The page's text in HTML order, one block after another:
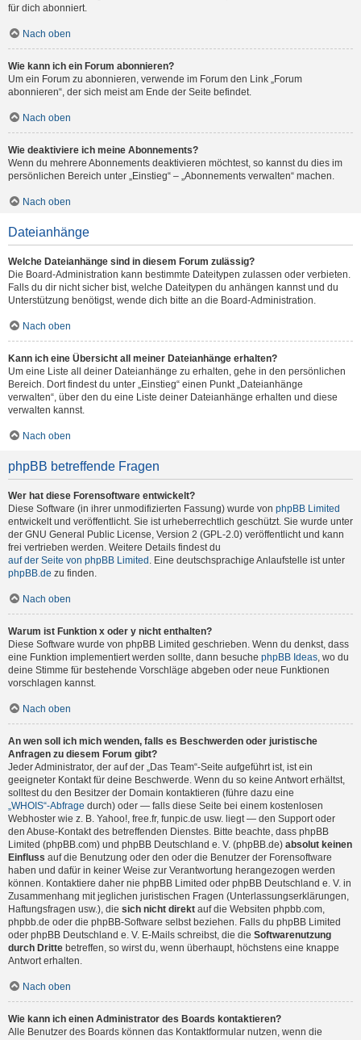
für dich abonniert.
Nach oben
Wie kann ich ein Forum abonnieren?
Um ein Forum zu abonnieren, verwende im Forum den Link „Forum
abonnieren“, der sich meist am Ende der Seite befindet.
Nach oben
Wie deaktiviere ich meine Abonnements?
Wenn du mehrere Abonnements deaktivieren möchtest, so kannst du dies im
persönlichen Bereich unter „Einstieg“ – „Abonnements verwalten“ machen.
Nach oben
Dateianhänge
Welche Dateianhänge sind in diesem Forum zulässig?
Die Board-Administration kann bestimmte Dateitypen zulassen oder verbieten.
Falls du dir nicht sicher bist, welche Dateitypen du anhängen kannst und du
Unterstützung benötigst, wende dich bitte an die Board-Administration.
Nach oben
Kann ich eine Übersicht all meiner Dateianhänge erhalten?
Um eine Liste all deiner Dateianhänge zu erhalten, gehe in den persönlichen
Bereich. Dort findest du unter „Einstieg“ einen Punkt „Dateianhänge
verwalten“, über den du eine Liste deiner Dateianhänge erhalten und diese
verwalten kannst.
Nach oben
phpBB betreffende Fragen
Wer hat diese Forensoftware entwickelt?
Diese Software (in ihrer unmodifizierten Fassung) wurde von phpBB Limited
entwickelt und veröffentlicht. Sie ist urheberrechtlich geschützt. Sie wurde unter
der GNU General Public License, Version 2 (GPL-2.0) veröffentlicht und kann
frei vertrieben werden. Weitere Details findest du
auf der Seite von phpBB Limited . Eine deutschsprachige Anlaufstelle ist unter
phpBB.de zu finden.
Nach oben
Warum ist Funktion x oder y nicht enthalten?
Diese Software wurde von phpBB Limited geschrieben. Wenn du denkst, dass
eine Funktion implementiert werden sollte, dann besuche phpBB Ideas, wo du
deine Stimme für bestehende Vorschläge abgeben oder neue Funktionen
vorschlagen kannst.
Nach oben
An wen soll ich mich wenden, falls es Beschwerden oder juristische
Anfragen zu diesem Forum gibt?
Jeder Administrator, der auf der „Das Team“-Seite aufgeführt ist, ist ein
geeigneter Kontakt für deine Beschwerde. Wenn du so keine Antwort erhältst,
solltest du den Besitzer der Domain kontaktieren (führe dazu eine
„WHOIS“-Abfrage durch) oder — falls diese Seite bei einem kostenlosen
Webhoster wie z. B. Yahoo!, free.fr, funpic.de usw. liegt — den Support oder
den Abuse-Kontakt des betreffenden Dienstes. Bitte beachte, dass phpBB
Limited (phpBB.com) und phpBB Deutschland e. V. (phpBB.de) absolut keinen
Einfluss auf die Benutzung oder den oder die Benutzer der Forensoftware
haben und dafür in keiner Weise zur Verantwortung herangezogen werden
können. Kontaktiere daher nie phpBB Limited oder phpBB Deutschland e. V. in
Zusammenhang mit jeglichen juristischen Fragen (Unterlassungserklärungen,
Haftungsfragen usw.), die sich nicht direkt auf die Websiten phpbb.com,
phpbb.de oder die phpBB-Software selbst beziehen. Falls du phpBB Limited
oder phpBB Deutschland e. V. E-Mails schreibst, die die Softwarenutzung
durch Dritte betreffen, so wirst du, wenn überhaupt, höchstens eine knappe
Antwort erhalten.
Nach oben
Wie kann ich einen Administrator des Boards kontaktieren?
Alle Benutzer des Boards können das Kontaktformular nutzen, wenn die